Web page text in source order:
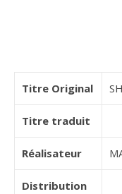
Titre Original
Titre traduit
Réalisateur
Distribution